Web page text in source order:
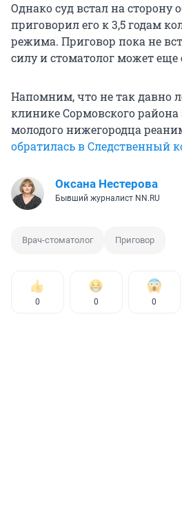
Однако суд встал на сторону
приговорил его к 3,5 годам
режима. Приговор пока не
силу и стоматолог может еще
Напомним, что не так давно
клинике Сормовского
молодого нижегородца
обратилась в Следственный
Оксана Нестерова
Бывший журналист NN.RU
Врач-стоматолог Приговор
0 0 0